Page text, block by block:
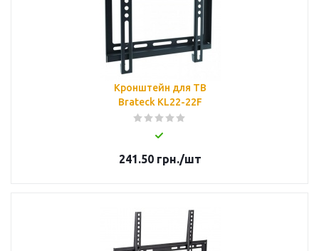
Кронштейн для ТВ
Brateck KL22-22F
241.50грн./шт